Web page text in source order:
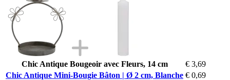
Chic Antique Bougeoir avec Fleurs, 14 cm
€ 3,69
Chic Antique Mini-Bougie Bâton | Ø 2 cm, Blanche € 0,69